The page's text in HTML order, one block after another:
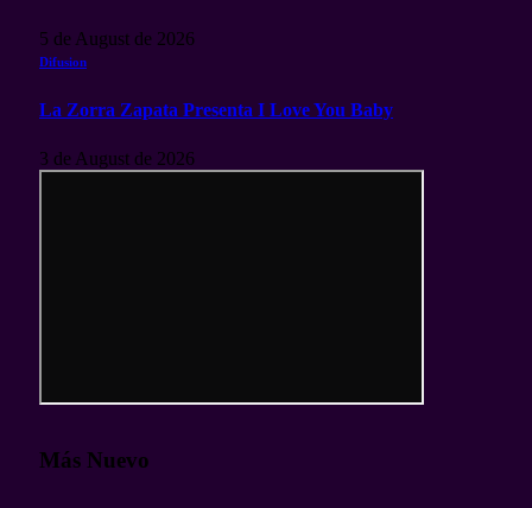
5 de August de 2026
Difusion
La Zorra Zapata Presenta I Love You Baby
3 de August de 2026
Más Nuevo